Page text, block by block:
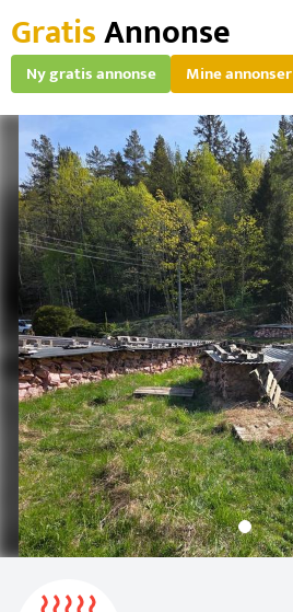
GratisAnnonse
Ny gratis annonse Mine annonser